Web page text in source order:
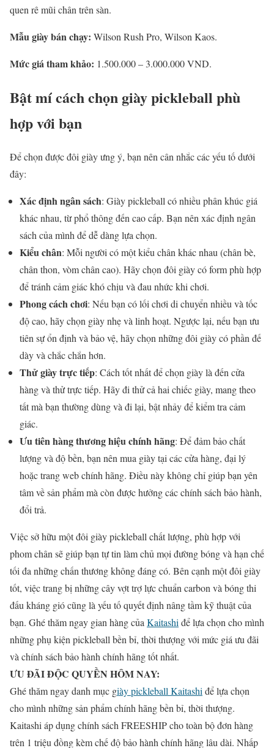
quen rê mũi chân trên sàn.
Mẫu giày bán chạy: Wilson Rush Pro, Wilson Kaos.
Mức giá tham khảo: 1.500.000 – 3.000.000 VND.
Bật mí cách chọn giày pickleball phù
hợp với bạn
Để chọn được đôi giày ưng ý, bạn nên cân nhắc các yếu tố dưới
đây:
Xác định ngân sách: Giày pickleball có nhiều phân khúc giá
khác nhau, từ phổ thông đến cao cấp. Bạn nên xác định ngân
sách của mình để dễ dàng lựa chọn.
Kiểu chân: Mỗi người có một kiểu chân khác nhau (chân bè,
chân thon, vòm chân cao). Hãy chọn đôi giày có form phù hợp
để tránh cảm giác khó chịu và đau nhức khi chơi.
Phong cách chơi: Nếu bạn có lối chơi di chuyển nhiều và tốc
độ cao, hãy chọn giày nhẹ và linh hoạt. Ngược lại, nếu bạn ưu
tiên sự ổn định và bảo vệ, hãy chọn những đôi giày có phần đế
dày và chắc chắn hơn.
Thử giày trực tiếp: Cách tốt nhất để chọn giày là đến cửa
hàng và thử trực tiếp. Hãy đi thử cả hai chiếc giày, mang theo
tất mà bạn thường dùng và đi lại, bật nhảy để kiểm tra cảm
giác.
Ưu tiên hàng thương hiệu chính hãng: Để đảm bảo chất
lượng và độ bền, bạn nên mua giày tại các cửa hàng, đại lý
hoặc trang web chính hãng. Điều này không chỉ giúp bạn yên
tâm về sản phẩm mà còn được hưởng các chính sách bảo hành,
đổi trả.
Việc sở hữu một đôi giày pickleball chất lượng, phù hợp với
phom chân sẽ giúp bạn tự tin làm chủ mọi đường bóng và hạn chế
tối đa những chấn thương không đáng có. Bên cạnh một đôi giày
tốt, việc trang bị những cây vợt trợ lực chuẩn carbon và bóng thi
đấu kháng gió cũng là yếu tố quyết định nâng tầm kỹ thuật của
bạn. Ghé thăm ngay gian hàng của Kaitashi để lựa chọn cho mình
những phụ kiện pickleball bền bỉ, thời thượng với mức giá ưu đãi
và chính sách bảo hành chính hãng tốt nhất.
ƯU ĐÃI ĐỘC QUYỀN HÔM NAY:
Ghé thăm ngay danh mục giày pickleball Kaitashi để lựa chọn
cho mình những sản phẩm chính hãng bền bỉ, thời thượng.
Kaitashi áp dụng chính sách FREESHIP cho toàn bộ đơn hàng
trên 1 triệu đồng kèm chế độ bảo hành chính hãng lâu dài. Nhấp